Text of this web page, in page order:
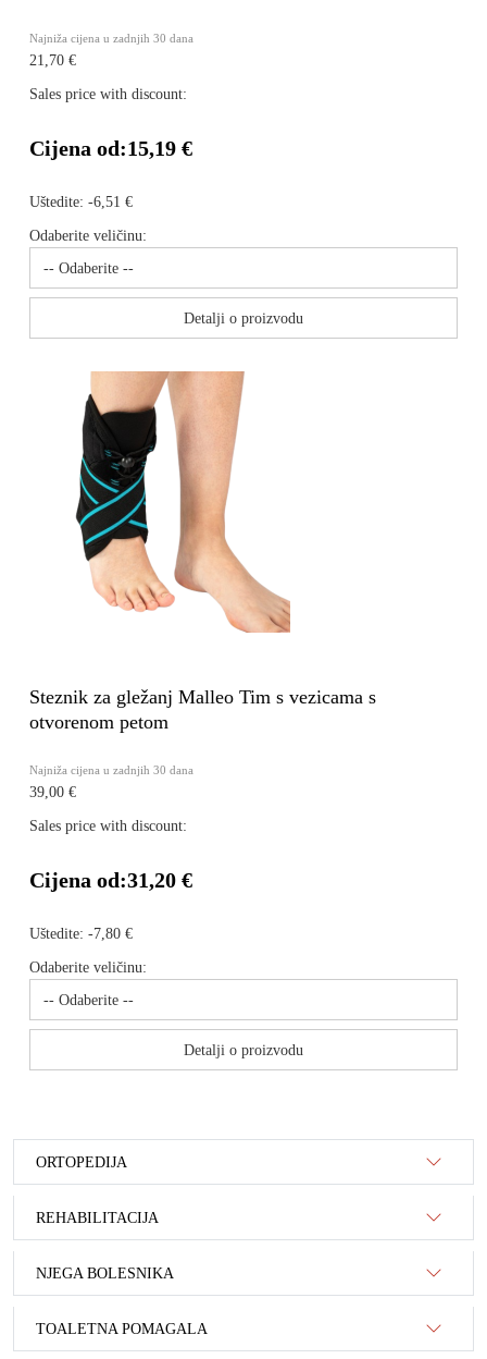
Najniža cijena u zadnjih 30 dana
21,70 €
Sales price with discount:
Cijena od:15,19 €
Uštedite: -6,51 €
Odaberite veličinu:
Detalji o proizvodu
Steznik za gležanj Malleo Tim s vezicama s
otvorenom petom
Najniža cijena u zadnjih 30 dana
39,00 €
Sales price with discount:
Cijena od:31,20 €
Uštedite: -7,80 €
Odaberite veličinu:
Detalji o proizvodu
ORTOPEDIJA
REHABILITACIJA
NJEGA BOLESNIKA
TOALETNA POMAGALA